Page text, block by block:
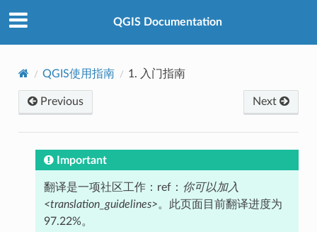
QGIS Documentation
QGIS使用指南 1. 入门指南
Previous Next
Important
翻译是一项社区工作：ref： 你可以加入
<translation_guidelines>。此页面目前翻译进度为
97.22%。